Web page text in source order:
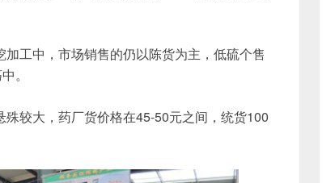
工中，市场销售的仍以陈货为主，低硫个售
。
较大，药厂货价格在45-50元之间，统货100